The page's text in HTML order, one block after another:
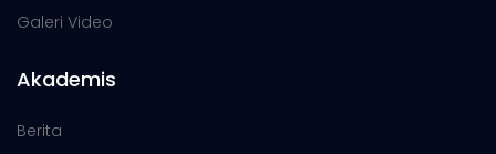
Galeri Video
Akademis
Berita